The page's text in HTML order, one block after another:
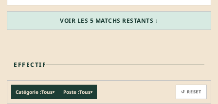
VOIR LES 5 MATCHS RESTANTS ↓
EFFECTIF
Catégorie :Tous▾ Poste :Tous▾ ↺ RESET